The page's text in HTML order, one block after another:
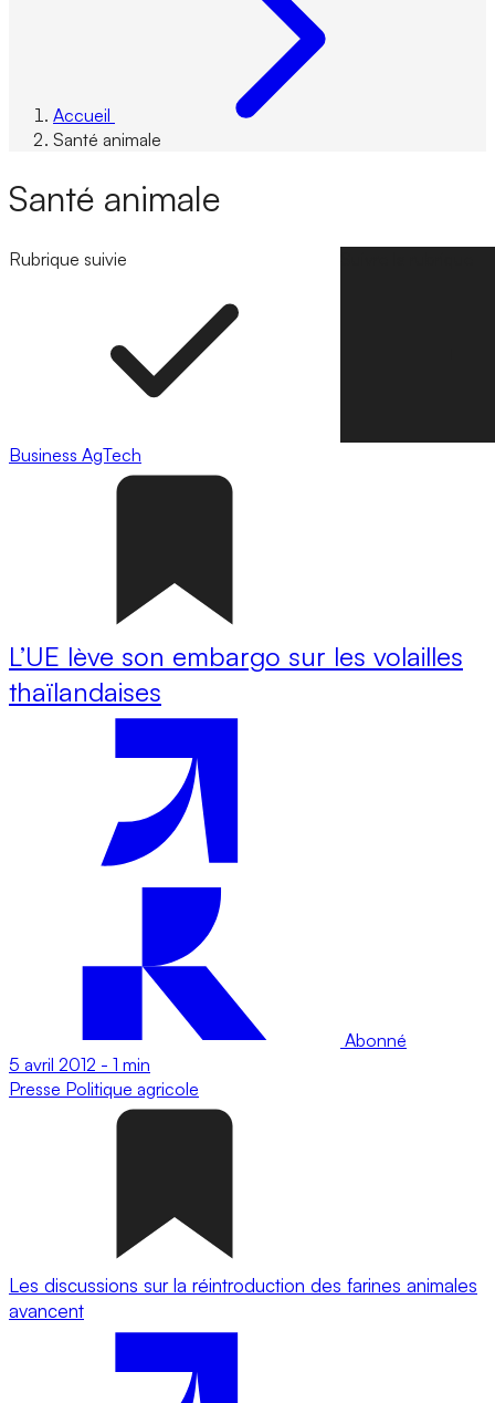
Accueil
Santé animale
Santé animale
Rubrique suivie
Business AgTech
L’UE lève son embargo sur les volailles
thaïlandaises
Abonné
5 avril 2012 - 1 min
Presse Politique agricole
Les discussions sur la réintroduction des farines animales
avancent